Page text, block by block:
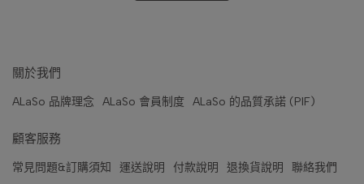
關於我們
ALaSo 品牌理念 ALaSo 會員制度 ALaSo 的品質承諾 (PIF)
顧客服務
常見問題&訂購須知 運送說明 付款說明 退換貨說明
聯絡我們